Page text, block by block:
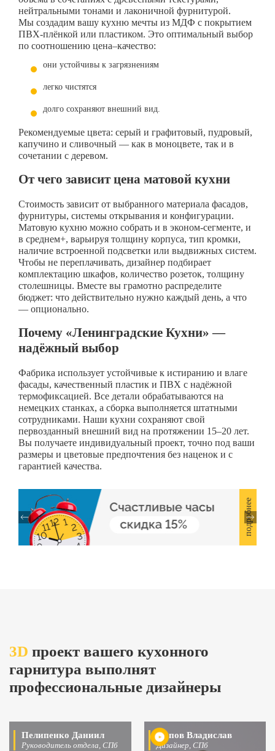
нейтральными тонами и лаконичной фурнитурой.
Мы создадим вашу кухню мечты из МДФ с покрытием
ПВХ-плёнкой или пластиком. Это оптимальный выбор
по соотношению цена–качество:
они устойчивы к загрязнениям
легко чистятся
долго сохраняют внешний вид.
Рекомендуемые цвета: серый и графитовый, пудровый,
капучино и сливочный — как в моноцвете, так и в
сочетании с деревом.
От чего зависит цена матовой кухни
Стоимость зависит от выбранного материала фасадов,
фурнитуры, системы открывания и конфигурации.
Матовую кухню можно собрать и в эконом-сегменте, и
в среднем+, варьируя толщину корпуса, тип кромки,
наличие встроенной подсветки или выдвижных систем.
Чтобы не переплачивать, дизайнер подбирает
комплектацию шкафов, количество розеток, толщину
столешницы. Вместе вы грамотно распределите
бюджет: что действительно нужно каждый день, а что
— опционально.
Почему «Ленинградские Кухни» —
надёжный выбор
Фабрика использует устойчивые к истиранию и влаге
фасады, качественный пластик и ПВХ с надёжной
термофиксацией. Все детали обрабатываются на
немецких станках, а сборка выполняется штатными
сотрудниками. Наши кухни сохраняют свой
первозданный внешний вид на протяжении 15–20 лет.
Вы получаете индивидуальный проект, точно под ваши
размеры и цветовые предпочтения без наценок и с
гарантией качества.
подробнее
3D проект вашего кухонного
гарнитура выполнят
профессиональные дизайнеры
Пелипенко Даниил
Руководитель отдела, СПб
Попов Владислав
Дизайнер, СПб